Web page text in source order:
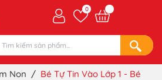
0
Non / Bé Tự Tin Vào Lớp 1 - Bé